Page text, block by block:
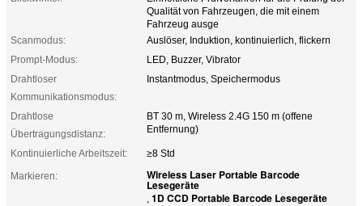
Qualität von Fahrzeugen, die mit einem
Fahrzeug ausge
Scanmodus:
Auslöser, Induktion, kontinuierlich, flickern
Prompt-Modus:
LED, Buzzer, Vibrator
Drahtloser
Kommunikationsmodus:
Instantmodus, Speichermodus
Drahtlose
Übertragungsdistanz:
BT 30 m, Wireless 2.4G 150 m (offene
Entfernung)
Kontinuierliche Arbeitszeit:
≥8 Std
Markieren:
Wireless Laser Portable Barcode
Lesegeräte
, 1D CCD Portable Barcode Lesegeräte